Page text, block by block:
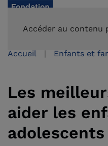
Accéder au contenu
Accueil Enfants et
Les
aider les